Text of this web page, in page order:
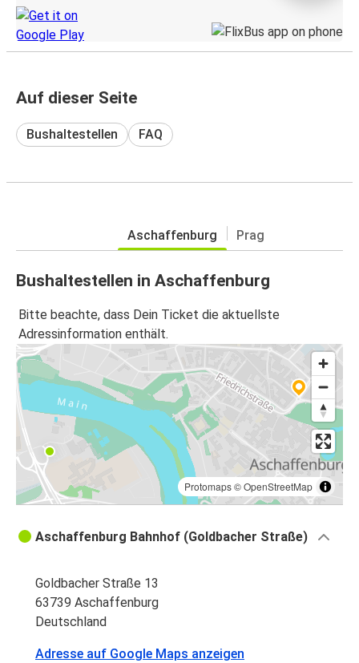
Auf dieser Seite
Bushaltestellen FAQ
Aschaffenburg Prag
Bushaltestellen in Aschaffenburg
Bitte beachte, dass Dein Ticket die aktuellste
Adressinformation enthält.
Protomaps©OpenStreetMap
Aschaffenburg Bahnhof (Goldbacher Straße)
Goldbacher Straße 13
63739 Aschaffenburg
Deutschland
Adresse auf Google Maps anzeigen